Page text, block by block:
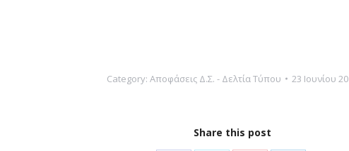
Category: Αποφάσεις Δ.Σ. - Δελτία Τύπου 23 Ιουνίου
Share this post